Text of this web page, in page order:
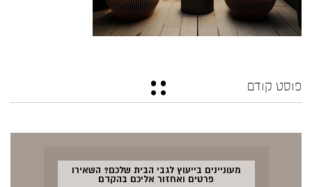
פוסט קודם
מעוניינים בייעוץ לגבי הבית שלכם? השאירו
פרטים ואחזור אליכם בהקדם